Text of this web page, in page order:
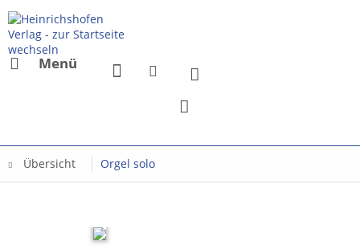
Menü
Übersicht Orgel solo